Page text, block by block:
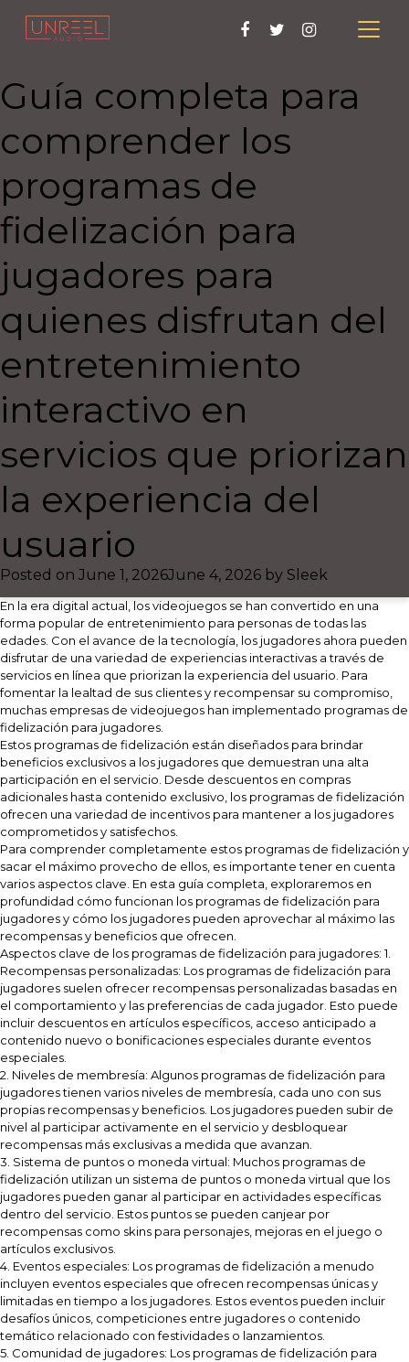
Guía completa para
comprender los
programas de
fidelización para
jugadores para
quienes disfrutan del
entretenimiento
interactivo en
servicios que priorizan
la experiencia del
usuario
Posted on June 1, 2026June 4, 2026 by Sleek
En la era digital actual, los videojuegos se han convertido en una
forma popular de entretenimiento para personas de todas las
edades. Con el avance de la tecnología, los jugadores ahora pueden
disfrutar de una variedad de experiencias interactivas a través de
servicios en línea que priorizan la experiencia del usuario. Para
fomentar la lealtad de sus clientes y recompensar su compromiso,
muchas empresas de videojuegos han implementado programas de
fidelización para jugadores.
Estos programas de fidelización están diseñados para brindar
beneficios exclusivos a los jugadores que demuestran una alta
participación en el servicio. Desde descuentos en compras
adicionales hasta contenido exclusivo, los programas de fidelización
ofrecen una variedad de incentivos para mantener a los jugadores
comprometidos y satisfechos.
Para comprender completamente estos programas de fidelización y
sacar el máximo provecho de ellos, es importante tener en cuenta
varios aspectos clave. En esta guía completa, exploraremos en
profundidad cómo funcionan los programas de fidelización para
jugadores y cómo los jugadores pueden aprovechar al máximo las
recompensas y beneficios que ofrecen.
Aspectos clave de los programas de fidelización para jugadores: 1.
Recompensas personalizadas: Los programas de fidelización para
jugadores suelen ofrecer recompensas personalizadas basadas en
el comportamiento y las preferencias de cada jugador. Esto puede
incluir descuentos en artículos específicos, acceso anticipado a
contenido nuevo o bonificaciones especiales durante eventos
especiales.
2. Niveles de membresía: Algunos programas de fidelización para
jugadores tienen varios niveles de membresía, cada uno con sus
propias recompensas y beneficios. Los jugadores pueden subir de
nivel al participar activamente en el servicio y desbloquear
recompensas más exclusivas a medida que avanzan.
3. Sistema de puntos o moneda virtual: Muchos programas de
fidelización utilizan un sistema de puntos o moneda virtual que los
jugadores pueden ganar al participar en actividades específicas
dentro del servicio. Estos puntos se pueden canjear por
recompensas como skins para personajes, mejoras en el juego o
artículos exclusivos.
4. Eventos especiales: Los programas de fidelización a menudo
incluyen eventos especiales que ofrecen recompensas únicas y
limitadas en tiempo a los jugadores. Estos eventos pueden incluir
desafíos únicos, competiciones entre jugadores o contenido
temático relacionado con festividades o lanzamientos.
5. Comunidad de jugadores: Los programas de fidelización para